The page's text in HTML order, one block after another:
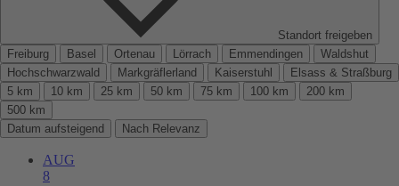
Standort freigeben
Freiburg
Basel Ortenau Lörrach Emmendingen
Waldshut
Hochschwarzwald
Markgräflerland Kaiserstuhl
Elsass & Straßburg
5 km
10 km 25 km 50 km 75 km 100 km
200 km
500 km
Datum aufsteigend
Nach Relevanz
AUG
8